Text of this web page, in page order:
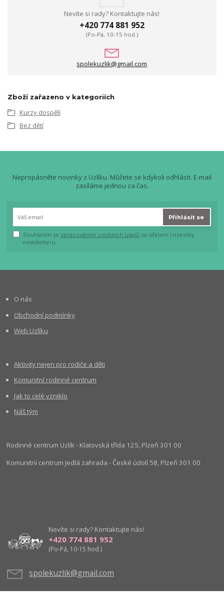
Nevíte si rady? Kontaktujte nás!
+420 774 881 952
(Po-Pá, 10-15 hod.)
spolekuzlik@gmail.com
Zboží zařazeno v kategoriích
Kurzy dospělí
Bez dětí
Nepropásněte novinky z Uzlíku. Můžete se kdykoli odhlásit. E-mail
zasíláme jednou za čas.
Přihlásit se
Souhlasím se zpracováním osobních údajů za účelem rozesílky
newsletteru.
O nás
Obchodní podmínky
Web Uzlíku
Aktivity nejen pro rodiče a děti
Komunitní rodinné centrum
Jak to celé vzniklo
Náš tým
Rodinné centrum Uzlík - Klatovská třída 125, Plzeň 301 00
Komunitní centrum Jedlá zahrada - České údolí 58, Plzeň 301 00
Nevíte si rady? Kontaktujte nás!
+420 774 881 952
(Po-Pá, 10-15 hod.)
spolekuzlik@gmail.com